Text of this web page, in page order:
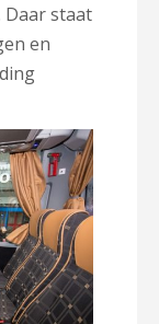
staat
en